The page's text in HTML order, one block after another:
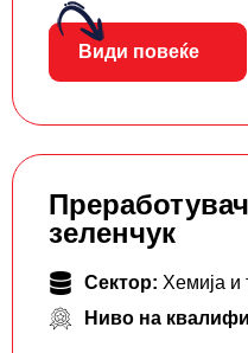
Види повеќе
зеленчук
Сектор: Хемија и
Ниво на